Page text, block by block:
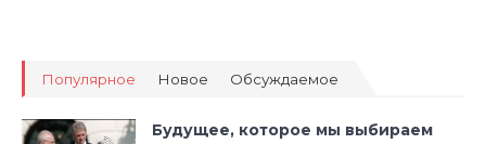
Популярное Новое Обсуждаемое
Будущее, которое мы выбираем